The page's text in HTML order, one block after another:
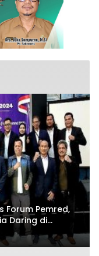
Forum Pemred,
Daring di